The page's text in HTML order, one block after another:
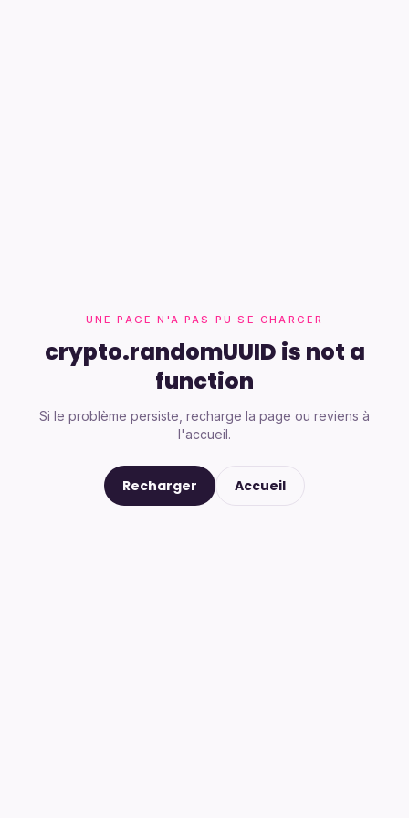
UNE PAGE N'A PAS PU SE CHARGER
crypto.randomUUID is not a
function
Si le problème persiste, recharge la page ou reviens à
l'accueil.
Recharger Accueil